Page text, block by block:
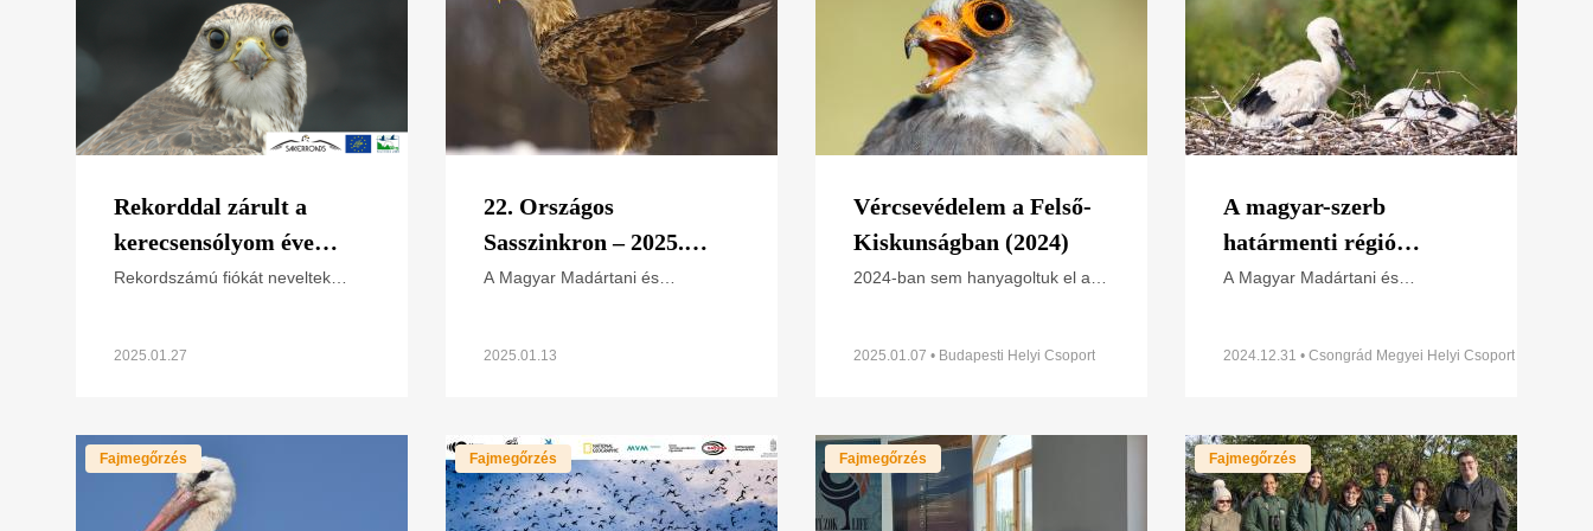
Rekorddal zárult a
kerecsensólyom éve
Magyarországon
Rekordszámú fiókát neveltek
Magyarországon. A Magyar
2025.01.27
22. Országos
Sasszinkron – 2025.
január 17-20.
A Magyar Madártani és
igazgatóságokkal és más civil
2025.01.13
Vércsevédelem a Felső-
Kiskunságban (2024)
2024-ban sem hanyagoltuk el a
karbantartását. Tapasztalataink
2025.01.07 • Budapesti Helyi Csoport
A magyar-szerb
határmenti régió
fehérgólya-
eredményei
A Magyar Madártani és
Madárvédelmi Egyesület (BPSSS)
2024.12.31 • Csongrád Megyei Helyi Csoport
Fajmegőrzés Fajmegőrzés Fajmegőrzés Fajmegőrzés